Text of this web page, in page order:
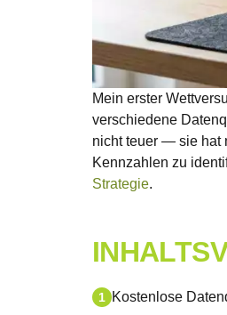
Mein erster
verschiedene
nicht teuer — sie hat
Kennzahlen zu
Strategie.
Kostenlose